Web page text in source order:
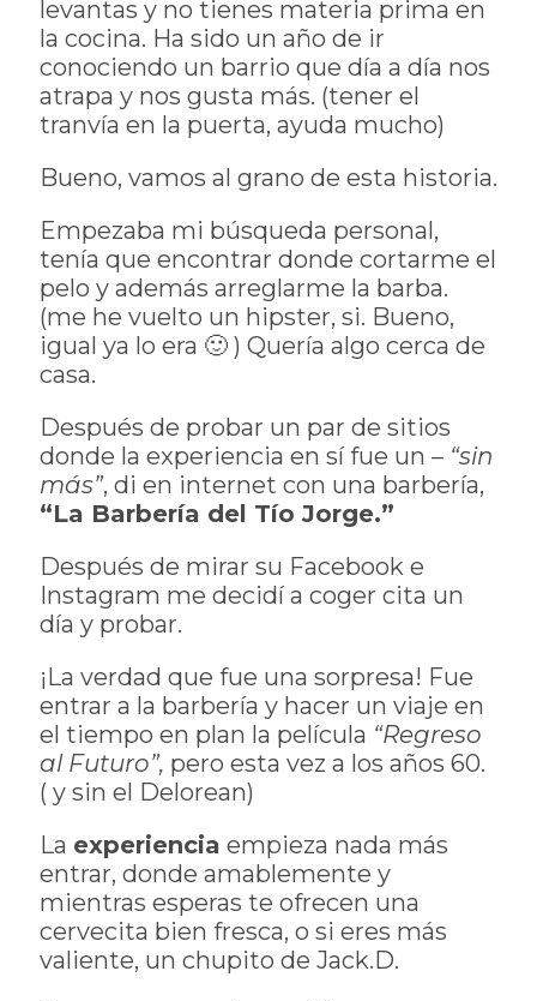
levantas y no tienes materia prima en
la cocina. Ha sido un año de ir
conociendo un barrio que día a día nos
atrapa y nos gusta más. (tener el
tranvía en la puerta, ayuda mucho)
Bueno, vamos al grano de esta historia.
Empezaba mi búsqueda personal,
tenía que encontrar donde cortarme el
pelo y además arreglarme la barba.
(me he vuelto un hipster, si. Bueno,
igual ya lo era 🙂 ) Quería algo cerca de
casa.
Después de probar un par de sitios
donde la experiencia en sí fue un – “sin
más”, di en internet con una barbería,
“La Barbería del Tío Jorge.”
Después de mirar su Facebook e
Instagram me decidí a coger cita un
día y probar.
¡La verdad que fue una sorpresa! Fue
entrar a la barbería y hacer un viaje en
el tiempo en plan la película “Regreso
al Futuro”, pero esta vez a los años 60.
( y sin el Delorean)
La experiencia empieza nada más
entrar, donde amablemente y
mientras esperas te ofrecen una
cervecita bien fresca, o si eres más
valiente, un chupito de Jack.D.